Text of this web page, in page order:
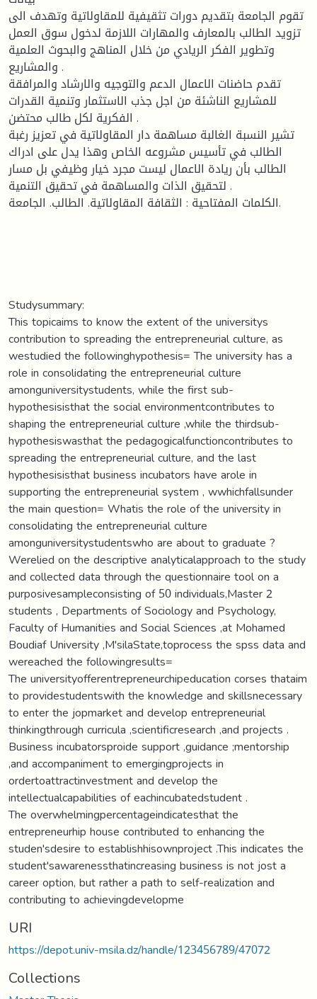
تقوم الجامعة بتقديم دورات تثقيفية للمقاولاتية وتهدف الى
تزويد الطالب بالمعارف والمهارات اللازمة لدخول سوق العمل
وتطوير الفكر الريادي من خلال المناهج والبحوث العلمية
والمشاريع .
تقدم حاضنات الاعمال الدعم والتوجيه والارشاد والمرافقة
للمشاريع الناشئة من اجل جذب الاستثمار وتنمية القدرات
الفكرية لكل طالب محتضن .
تشير النسبة الغالبة مساهمة دار المقاولاتية في تعزيز رغبة
الطالب في تأسيس مشروعه الخاص وهذا يدل على ادراك
الطالب بأن ريادة الاعمال ليست مجرد خيار وظيفي بل مسار
لتحقيق الذات والمساهمة في تحقيق التنمية .
الكلمات المفتاحية : الثقافة المقاولاتية. الطالب. الجامعة.
Studysummary:
This topicaims to know the extent of the universitys
contribution to spreading the entrepreneurial culture, as
westudied the followinghypothesis= The university has a
role in consolidating the entrepreneurial culture
amonguniversitystudents, while the first sub-
hypothesisisthat the social environmentcontributes to
shaping the entrepreneurial culture ,while the thirdsub-
hypothesiswasthat the pedagogicalfunctioncontributes to
spreading the entrepreneurial culture, and the last
hypothesisisthat business incubators have arole in
supporting the entrepreneurial system , wwhichfallsunder
the main question= Whatis the role of the university in
consolidating the entrepreneurial culture
amonguniversitystudentswho are about to graduate ?
Werelied on the descriptive analyticalapproach to the study
and collected data through the questionnaire tool on a
purposivesampleconsisting of 50 individuals,Master 2
students , Departments of Sociology and Psychology,
Faculty of Humanities and Social Sciences ,at Mohamed
Boudiaf University ,M'silaState,toprocess the spss data and
wereached the followingresults=
The universityofferentrepreneurchipeducation corses thataim
to providestudentswith the knowledge and skillsnecessary
to enter the jopmarket and develop entrepreneurial
thinkingthrough curricula ,scientificresearch ,and projects .
Business incubatorsproide support ,guidance ;mentorship
,and accompaniment to emergingprojects in
ordertoattractinvestment and develop the
intellectualcapabilities of eachincubatedstudent .
The overwhelmingpercentageindicatesthat the
entrepreneurhip house contributed to enhancing the
studen'sdesire to establishhisownproject .This indicates the
student'sawarenessthatincreasing business is not jost a
career option, but rather a path to self-realization and
contributing to achievingdevelopme
URI
https://depot.univ-msila.dz/handle/123456789/47072
Collections